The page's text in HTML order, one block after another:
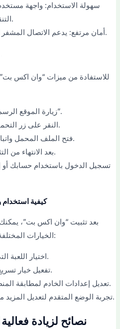
سهولة الاستخدام: واجهة
التنقل بين الخيارات المختلفة.
أمان مرتفع: يدعم الاتصال المشفر لحماية بياناتك أثناء اللعب.
للاستفادة من ميزات “وان اكس بت”،
زيارة الموقع الرسمي لبرنامج “وان اكس بت”.
النقر على زر التحميل وتحميل الملف المثبت.
فتح الملف المحمل واتباع التعليمات على الشاشة.
بعد الانتهاء من التثبيت، قم بتشغيل البرنامج.
تسجيل الدخول باستخدام حسابك أو
كيفية
بعد تثبيت “وان اكس بت”،
الخيارات المختلفة المتاحة. إليك كيفية القيام بذلك:
اختيار اللعبة التي ترغب في تحسين أدائها.
تفعيل خيار تسريع الاتصال لتحسين سرعته.
تعديل إعدادات الخادم لمطابقة المنطقة الجغرافية الخاصة بك.
تجربة الوضع المتقدم لتعديل المزيد من الخيارات حسب الحاجة.
نصائح لزيادة